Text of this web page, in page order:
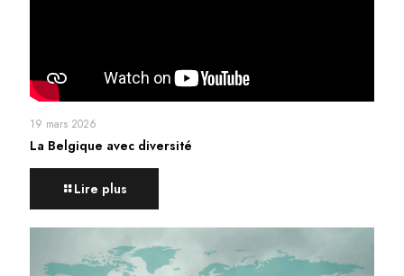
19 mars 2026
La Belgique avec diversité
Lire plus